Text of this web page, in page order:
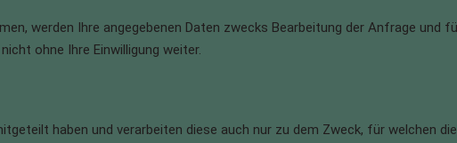
werden Ihre angegebenen Daten zwecks Bearbeitung der Anfrage und
ohne Ihre Einwilligung weiter.
haben und verarbeiten diese auch nur zu dem Zweck, für welchen